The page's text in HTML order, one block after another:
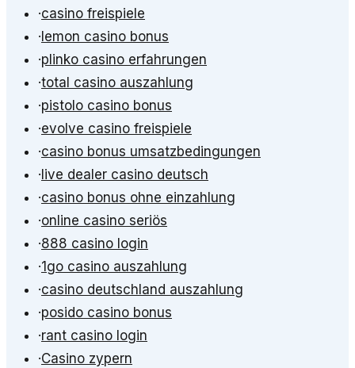
·casino freispiele
· lemon casino bonus
·plinko casino erfahrungen
·total casino auszahlung
·pistolo casino bonus
·evolve casino freispiele
·casino bonus umsatzbedingungen
· live dealer casino deutsch
·casino bonus ohne einzahlung
·online casino seriös
·888 casino login
·1go casino auszahlung
·casino deutschland auszahlung
·posido casino bonus
·rant casino login
·Casino zypern